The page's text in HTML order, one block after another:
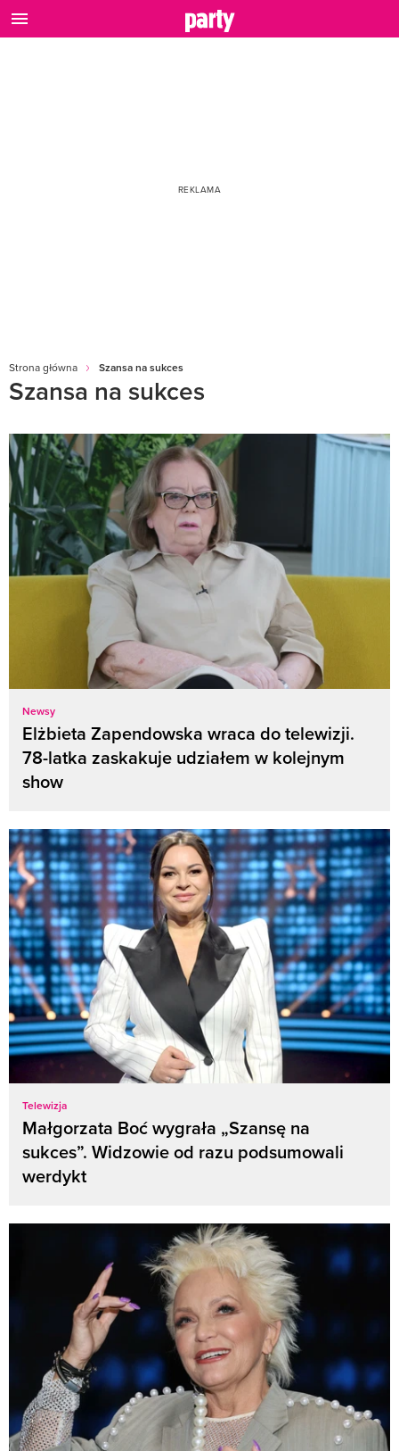
Strona główna Szansa na sukces
Szansa na sukces
Newsy
Elżbieta Zapendowska wraca do telewizji.
78-latka zaskakuje udziałem w kolejnym
show
Telewizja
Małgorzata Boć wygrała „Szansę na
sukces”. Widzowie od razu podsumowali
werdykt